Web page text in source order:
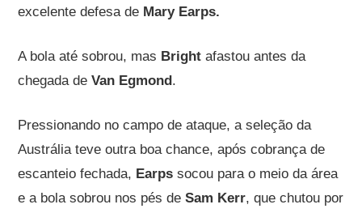
excelente defesa de Mary Earps.
A bola até sobrou, mas Brightafastou antes da
chegada deVan Egmond.
Pressionando no campo de ataque, a seleção da
Austrália teve outra boa chance, após cobrança de
escanteio fechada, Earpssocou para o meio da área
e a bola sobrou nos pés deSam Kerr, que chutou por